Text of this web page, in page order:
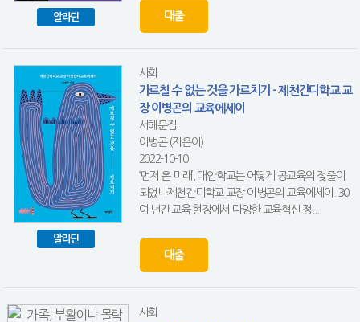
알라딘 대출
알라딘
사회
가르칠 수 없는 것을 가르치기 - 제천간디학교 교
장 이병곤의 교육에세이
서해문집
이병곤 (지은이)
2022-10-10
‘먼저 온 미래’, 대안학교는 어떻게 공교육의 젖줄이
되었나제천간디학교 교장 이병곤의 교육에세이. 30
여 년간 교육 현장에서 다양한 교육혁신 정...
대출
사회